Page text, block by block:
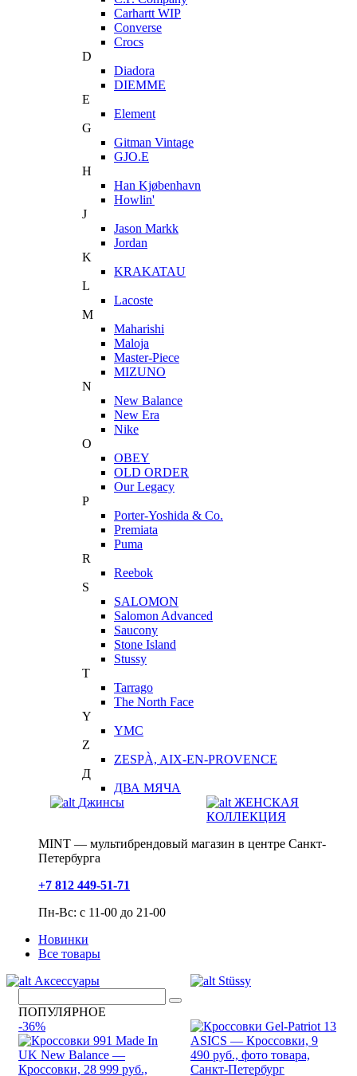
Carhartt WIP
Converse
Crocs
D
Diadora
DIEMME
E
Element
G
Gitman Vintage
GJO.E
H
Han Kjøbenhavn
Howlin'
J
Jason Markk
Jordan
K
KRAKATAU
L
Lacoste
M
Maharishi
Maloja
Master-Piece
MIZUNO
N
New Balance
New Era
Nike
O
OBEY
OLD ORDER
Our Legacy
P
Porter-Yoshida & Co.
Premiata
Puma
R
Reebok
S
SALOMON
Salomon Advanced
Saucony
Stone Island
Stussy
T
Tarrago
The North Face
Y
YMC
Z
ZESPÀ, AIX-EN-PROVENCE
Д
ДВА МЯЧА
Джинсы
ЖЕНСКАЯ
КОЛЛЕКЦИЯ
MINT — мультибрендовый магазин в центре Санкт-
Петербурга
+7 812 449-51-71
Пн-Вс: с 11-00 до 21-00
Новинки
Все товары
Аксессуары
Stüssy
ПОПУЛЯРНОЕ
-36%